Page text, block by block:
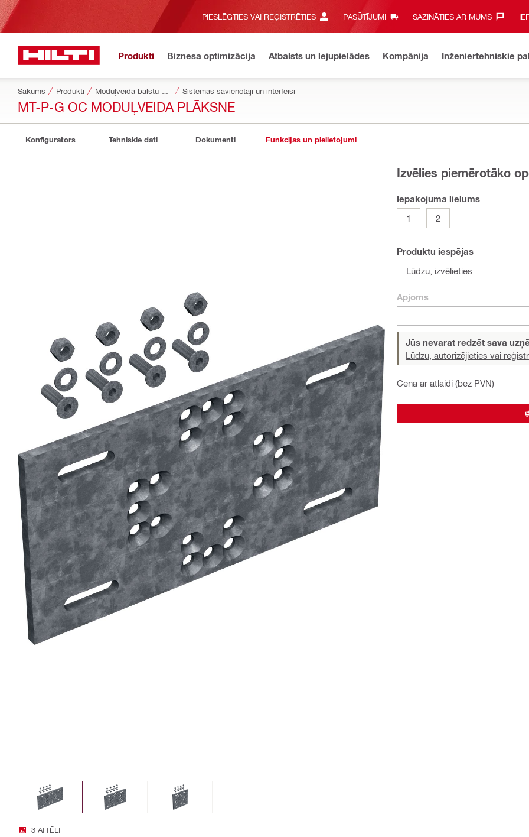
PIESLĒGTIES VAI REĢISTRĒTIES PASŪTĪJUMI SAZINĀTIES AR MUMS‎
Produkti Biznesa optimizācija Atbalsts un lejupielādes Kompānija Inženiertehniskie
Sākums Produkti Sistēmas savienotāji un interfeisi
MT-P-G OC MODUĻVEIDA PLĀKSNE
Konfigurators Tehniskie dati Dokumenti Funkcijas un pielietojumi
3 ATTĒLI
Izvēlies piemērotāko
Iepakojuma lielums
1
2
Produktu iespējas
Lūdzu, izvēlieties
Apjoms
Jūs nevarat redzēt sava
Lūdzu, autorizējieties vai
Cena ar atlaidi (bez PVN)